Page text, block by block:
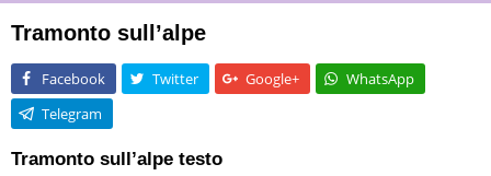
Tramonto sull’alpe
Facebook Twitter Google+
WhatsApp
Telegram
Tramonto sull’alpe testo